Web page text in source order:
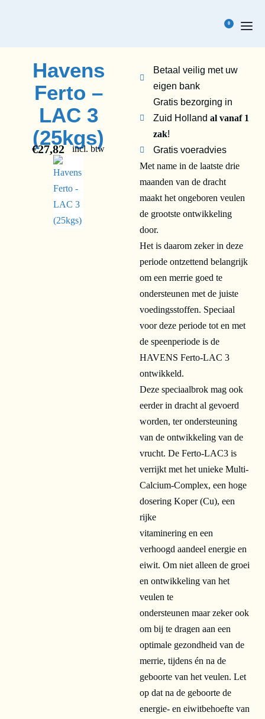
0
Havens
Ferto –
LAC 3
(25kgs)
€27,82
incl. btw
Met name in de laatste drie
maanden van de dracht
maakt het ongeboren veulen
de grootste ontwikkeling
door.
Het is daarom zeker in deze
periode ontzettend belangrijk
om een merrie goed te
ondersteunen met de juiste
voedingsstoffen. Speciaal
voor deze periode tot en met
de speenperiode is de
HAVENS Ferto-LAC 3
ontwikkeld.
Deze speciaalbrok mag ook
eerder in dracht al gevoerd
worden, ter ondersteuning
van de ontwikkeling van de
vrucht. De Ferto-LAC3 is
verrijkt met het unieke Multi-
Calcium-Complex, een hoge
dosering Koper (Cu), een
rijke
vitaminering en een
verhoogd aandeel energie en
eiwit. Om niet alleen de groei
en ontwikkeling van het
veulen te
ondersteunen maar zeker ook
om bij te dragen aan een
optimale gezondheid van de
merrie, tijdens én na de
geboorte van het veulen. Let
op dat na de geboorte de
energie- en eiwitbehoefte van
Betaal veilig met uw
eigen bank
Gratis bezorging in
Zuid Holland al vanaf 1
zak!
Gratis voeradvies